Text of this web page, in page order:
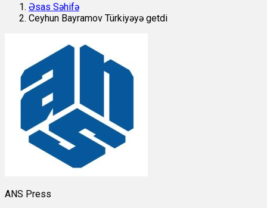
Əsas Səhifə
Ceyhun Bayramov Türkiyəyə getdi
ANS Press